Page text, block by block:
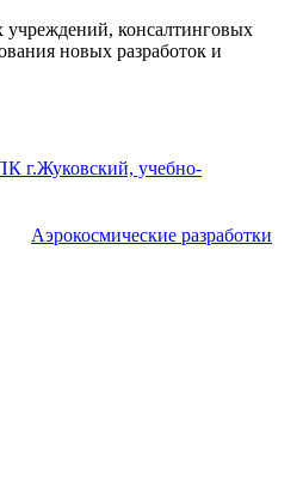
консалтинговых
новых разработок и
г.Жуковский, учебно-
Аэрокосмические разработки